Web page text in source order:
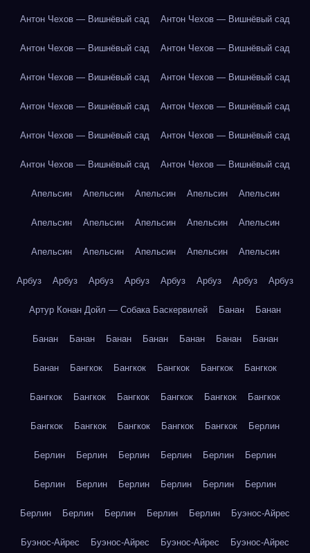
Антон Чехов — Вишнёвый сад Антон Чехов — Вишнёвый сад
Антон Чехов — Вишнёвый сад Антон Чехов — Вишнёвый сад
Антон Чехов — Вишнёвый сад Антон Чехов — Вишнёвый сад
Антон Чехов — Вишнёвый сад Антон Чехов — Вишнёвый сад
Антон Чехов — Вишнёвый сад Антон Чехов — Вишнёвый сад
Антон Чехов — Вишнёвый сад Антон Чехов — Вишнёвый сад
Апельсин Апельсин Апельсин Апельсин Апельсин
Апельсин Апельсин Апельсин Апельсин Апельсин
Апельсин Апельсин Апельсин Апельсин Апельсин
Арбуз Арбуз Арбуз Арбуз Арбуз Арбуз Арбуз Арбуз
Артур Конан Дойл — Собака Баскервилей Банан Банан
Банан Банан Банан Банан Банан Банан Банан
Банан Бангкок Бангкок Бангкок Бангкок Бангкок
Бангкок Бангкок Бангкок Бангкок Бангкок Бангкок
Бангкок Бангкок Бангкок Бангкок Бангкок Берлин
Берлин Берлин Берлин Берлин Берлин Берлин
Берлин Берлин Берлин Берлин Берлин Берлин
Берлин Берлин Берлин Берлин Берлин Буэнос-Айрес
Буэнос-Айрес Буэнос-Айрес Буэнос-Айрес Буэнос-Айрес